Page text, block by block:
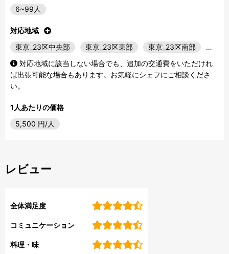
6~99人
対応地域
東京_23区中央部
東京_23区東部 東京_23区南部
…
対応地域に該当しない場合でも、追加の交通費をいただけれ
ば出張可能な場合もあります。お気軽にシェフにご相談くださ
い。
1人あたりの価格
5,500 円/人
レビュー
全体満足度
コミュニケーション
料理・味